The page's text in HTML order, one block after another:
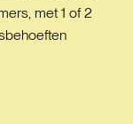
met 1 of 2